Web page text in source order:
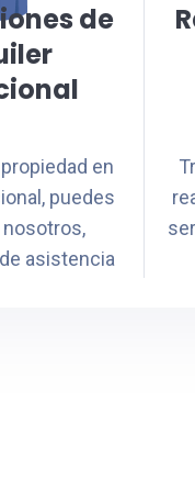
de
en
puedes
asistencia